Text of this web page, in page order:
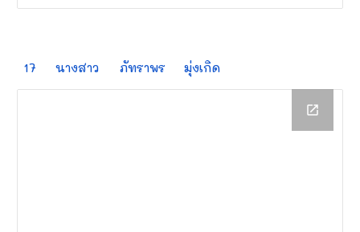
17 นางสาว ภัทราพร มุ่งเกิด